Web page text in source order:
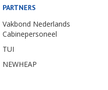
PARTNERS
Vakbond Nederlands
Cabinepersoneel
TUI
NEWHEAP